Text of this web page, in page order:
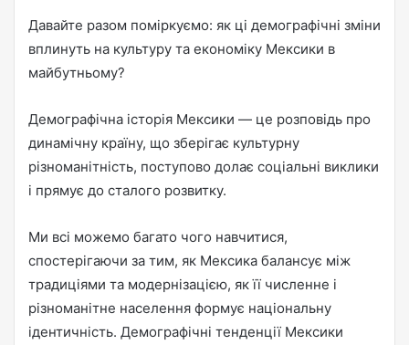
Давайте разом поміркуємо: як ці демографічні зміни
вплинуть на культуру та економіку Мексики в
майбутньому?
Демографічна історія Мексики — це розповідь про
динамічну країну, що зберігає культурну
різноманітність, поступово долає соціальні виклики
і прямує до сталого розвитку.
Ми всі можемо багато чого навчитися,
спостерігаючи за тим, як Мексика балансує між
традиціями та модернізацією, як її численне і
різноманітне населення формує національну
ідентичність. Демографічні тенденції Мексики